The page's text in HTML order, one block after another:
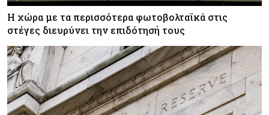
Η χώρα με τα περισσότερα φωτοβολταϊκά στις
στέγες διευρύνει την επιδότησή τους